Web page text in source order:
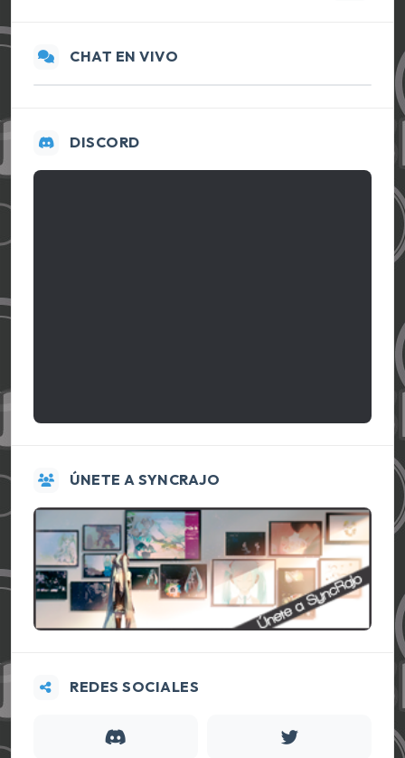
CHAT EN VIVO
DISCORD
ÚNETE A SYNCRAJO
REDES SOCIALES